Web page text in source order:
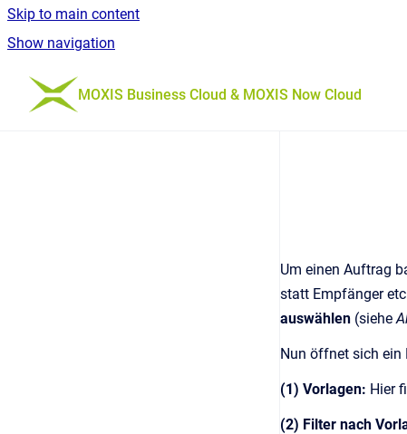
Skip to main content
Show navigation
Go to homepage
MOXIS Business Cloud & MOXIS Now Cloud
Um einen Auftrag
statt Empfänger
auswählen (siehe
Nun öffnet sich ein
(1) Vorlagen: Hier
(2) Filter nach